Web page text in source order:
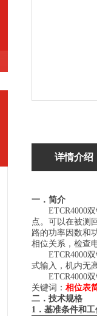
详情介绍
一．简介
ETCR4000双
点。可以在被测
路的功率因数和
相位关系，检查
ETCR4000双
式输入，机内无
ETCR4000双
关键词： 相位表
二．技术规格
1 ．基准条件和